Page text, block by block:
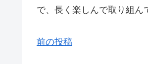
で、長く楽しんで取り組ん
前の投稿